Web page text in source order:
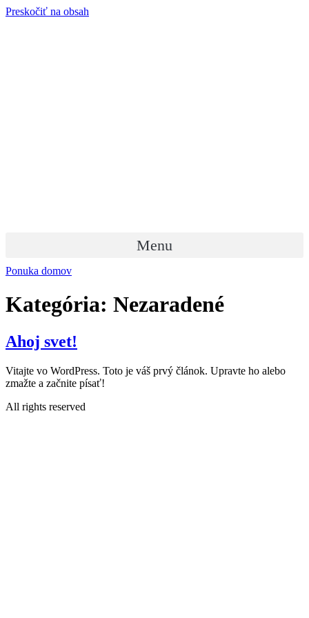
Preskočiť na obsah
Menu
Ponuka domov
Kategória: Nezaradené
Ahoj svet!
Vitajte vo WordPress. Toto je váš prvý článok. Upravte ho alebo
zmažte a začnite písať!
All rights reserved